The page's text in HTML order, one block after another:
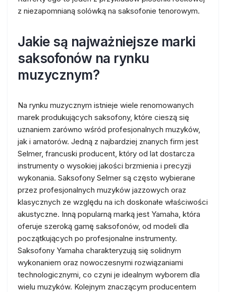
z niezapomnianą solówką na saksofonie tenorowym.
Jakie są najważniejsze marki
saksofonów na rynku
muzycznym?
Na rynku muzycznym istnieje wiele renomowanych
marek produkujących saksofony, które cieszą się
uznaniem zarówno wśród profesjonalnych muzyków,
jak i amatorów. Jedną z najbardziej znanych firm jest
Selmer, francuski producent, który od lat dostarcza
instrumenty o wysokiej jakości brzmienia i precyzji
wykonania. Saksofony Selmer są często wybierane
przez profesjonalnych muzyków jazzowych oraz
klasycznych ze względu na ich doskonałe właściwości
akustyczne. Inną popularną marką jest Yamaha, która
oferuje szeroką gamę saksofonów, od modeli dla
początkujących po profesjonalne instrumenty.
Saksofony Yamaha charakteryzują się solidnym
wykonaniem oraz nowoczesnymi rozwiązaniami
technologicznymi, co czyni je idealnym wyborem dla
wielu muzyków. Kolejnym znaczącym producentem